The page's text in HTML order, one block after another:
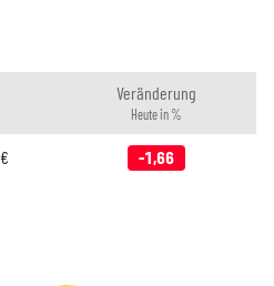
Veränderung
Heute in %
€ -1,66